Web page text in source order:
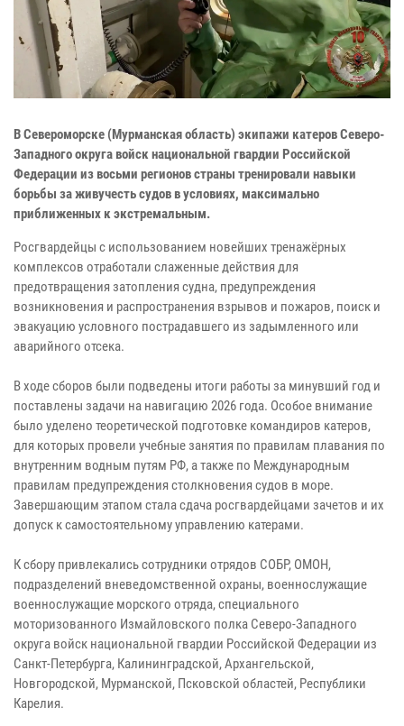
В Североморске (Мурманская область) экипажи катеров Северо-
Западного округа войск национальной гвардии Российской
Федерации из восьми регионов страны тренировали навыки
борьбы за живучесть судов в условиях, максимально
приближенных к экстремальным.
Росгвардейцы с использованием новейших тренажёрных
комплексов отработали слаженные действия для
предотвращения затопления судна, предупреждения
возникновения и распространения взрывов и пожаров, поиск и
эвакуацию условного пострадавшего из задымленного или
аварийного отсека.
В ходе сборов были подведены итоги работы за минувший год и
поставлены задачи на навигацию 2026 года. Особое внимание
было уделено теоретической подготовке командиров катеров,
для которых провели учебные занятия по правилам плавания по
внутренним водным путям РФ, а также по Международным
правилам предупреждения столкновения судов в море.
Завершающим этапом стала сдача росгвардейцами зачетов и их
допуск к самостоятельному управлению катерами.
К сбору привлекались сотрудники отрядов СОБР, ОМОН,
подразделений вневедомственной охраны, военнослужащие
военнослужащие морского отряда, специального
моторизованного Измайловского полка Северо-Западного
округа войск национальной гвардии Российской Федерации из
Санкт-Петербурга, Калининградской, Архангельской,
Новгородской, Мурманской, Псковской областей, Республики
Карелия.